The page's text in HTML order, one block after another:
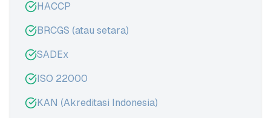
HACCP
BRCGS (atau setara)
SADEx
ISO 22000
KAN (Akreditasi Indonesia)